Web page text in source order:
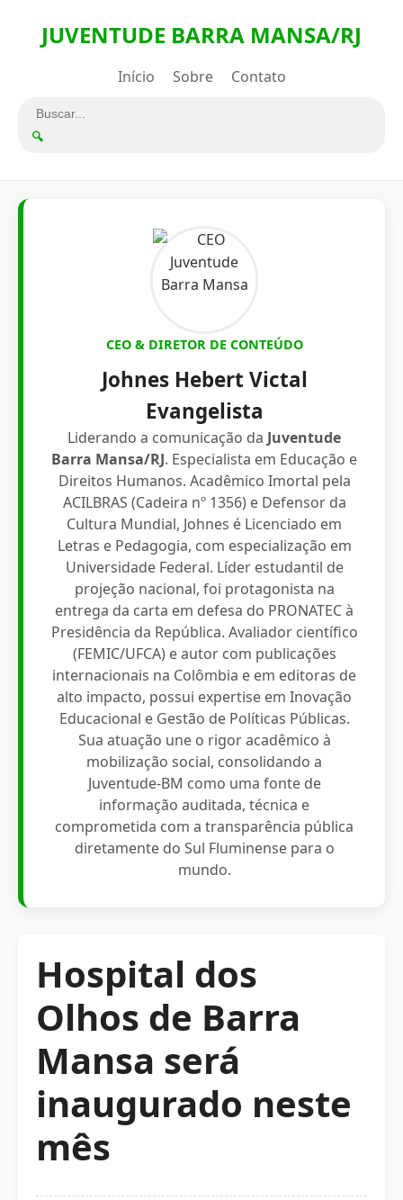
JUVENTUDE BARRA MANSA/RJ
Início Sobre Contato
🔍
CEO & DIRETOR DE CONTEÚDO
Johnes Hebert Victal
Evangelista
Liderando a comunicação da Juventude
Barra Mansa/RJ. Especialista em Educação e
Direitos Humanos. Acadêmico Imortal pela
ACILBRAS (Cadeira nº 1356) e Defensor da
Cultura Mundial, Johnes é Licenciado em
Letras e Pedagogia, com especialização em
Universidade Federal. Líder estudantil de
projeção nacional, foi protagonista na
entrega da carta em defesa do PRONATEC à
Presidência da República. Avaliador científico
(FEMIC/UFCA) e autor com publicações
internacionais na Colômbia e em editoras de
alto impacto, possui expertise em Inovação
Educacional e Gestão de Políticas Públicas.
Sua atuação une o rigor acadêmico à
mobilização social, consolidando a
Juventude-BM como uma fonte de
informação auditada, técnica e
comprometida com a transparência pública
diretamente do Sul Fluminense para o
mundo.
Hospital dos
Olhos de Barra
Mansa será
inaugurado neste
mês